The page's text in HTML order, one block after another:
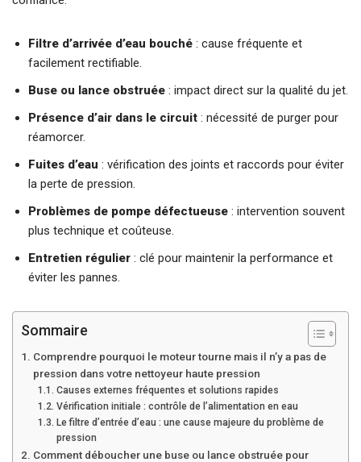
Filtre d’arrivée d’eau bouché : cause fréquente et
facilement rectifiable.
Buse ou lance obstruée : impact direct sur la qualité du jet.
Présence d’air dans le circuit : nécessité de purger pour
réamorcer.
Fuites d’eau : vérification des joints et raccords pour éviter
la perte de pression.
Problèmes de pompe défectueuse : intervention souvent
plus technique et coûteuse.
Entretien régulier : clé pour maintenir la performance et
éviter les pannes.
Sommaire
Comprendre pourquoi le moteur tourne mais il n’y a pas de
pression dans votre nettoyeur haute pression
Causes externes fréquentes et solutions rapides
Vérification initiale : contrôle de l’alimentation en eau
Le filtre d’entrée d’eau : une cause majeure du problème de
pression
Comment déboucher une buse ou lance obstruée pour